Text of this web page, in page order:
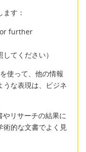
す：
further
てください）
使って、他の情報
うな表現は、ビジネ
リサーチの結果に
術的な文書でよく見